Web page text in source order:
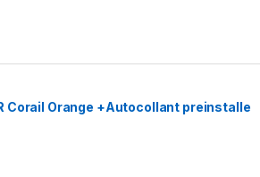
Corail Orange +Autocollant preinstalle